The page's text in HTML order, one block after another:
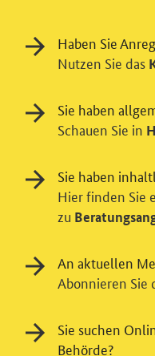
Einwilligung in
Videodienst
Haben Sie
Nutzen Sie das
Sie haben
Schauen Sie in
Sie haben
Hier finden Sie
zu
An aktuellen
Abonnieren Sie
Sie suchen
Behörde?